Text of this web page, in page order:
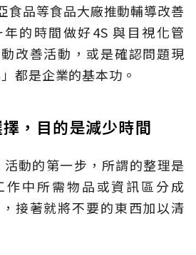
食品等食品大廠推動輔導改善
的時間做好4S 與目視化管
改善活動，或是確認問題現
都是企業的基本功。
，目的是減少時間
活動的第一步，所謂的整理是
作中所需物品或資訊區分成
接著就將不要的東西加以清